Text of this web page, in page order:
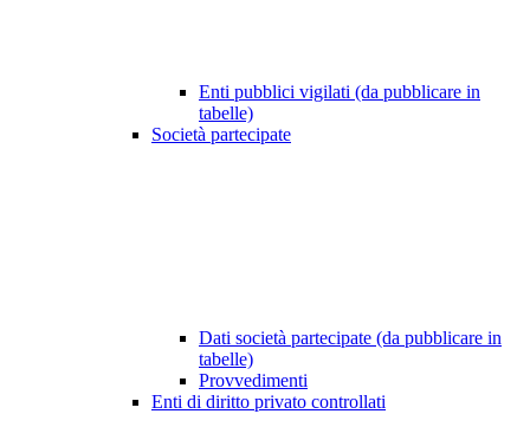
Enti pubblici vigilati (da pubblicare in
tabelle)
Società partecipate
Dati società partecipate (da pubblicare in
tabelle)
Provvedimenti
Enti di diritto privato controllati